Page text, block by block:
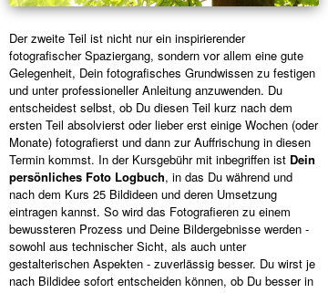
Der zweite Teil ist nicht nur ein inspirierender
fotografischer Spaziergang, sondern vor allem eine gute
Gelegenheit, Dein fotografisches Grundwissen zu festigen
und unter professioneller Anleitung anzuwenden. Du
entscheidest selbst, ob Du diesen Teil kurz nach dem
ersten Teil absolvierst oder lieber erst einige Wochen (oder
Monate) fotografierst und dann zur Auffrischung in diesen
Termin kommst. In der Kursgebühr mit inbegriffen ist Dein
persönliches Foto Logbuch, in das Du während und
nach dem Kurs 25 Bildideen und deren Umsetzung
eintragen kannst. So wird das Fotografieren zu einem
bewussteren Prozess und Deine Bildergebnisse werden -
sowohl aus technischer Sicht, als auch unter
gestalterischen Aspekten - zuverlässig besser. Du wirst je
nach Bildidee sofort entscheiden können, ob Du besser in